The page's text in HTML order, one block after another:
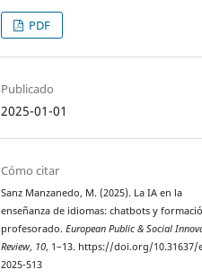
PDF
Publicado
2025-01-01
Cómo citar
Sanz Manzanedo, M. (2025). La IA en la
enseñanza de idiomas: chatbots y
profesorado.European Public & Social
Review, 10, 1–13. https://doi.org/10.31637/
2025-513